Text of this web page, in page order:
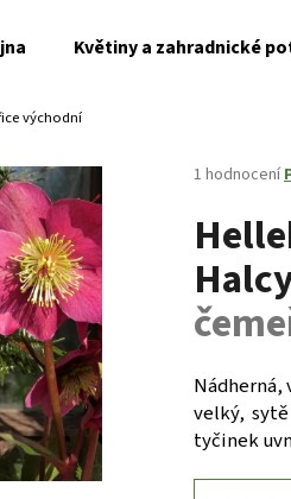
Květiny a zahradnické
východní
Průměrné
produktu
je
5,0
z
5
hvězdiček.
1 hodnocení
velký,
tyčinek
HLEDAT